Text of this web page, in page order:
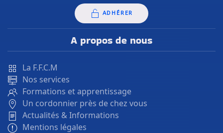
ADHÉRER
A propos de nous
La F.F.C.M
Nos services
Formations et apprentissage
Un cordonnier près de chez vous
Actualités & Informations
Mentions légales